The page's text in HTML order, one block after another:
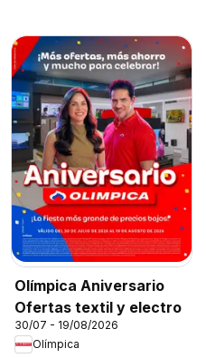
Olímpica Aniversario
Ofertas textil y electro
30/07 - 19/08/2026
Olímpica